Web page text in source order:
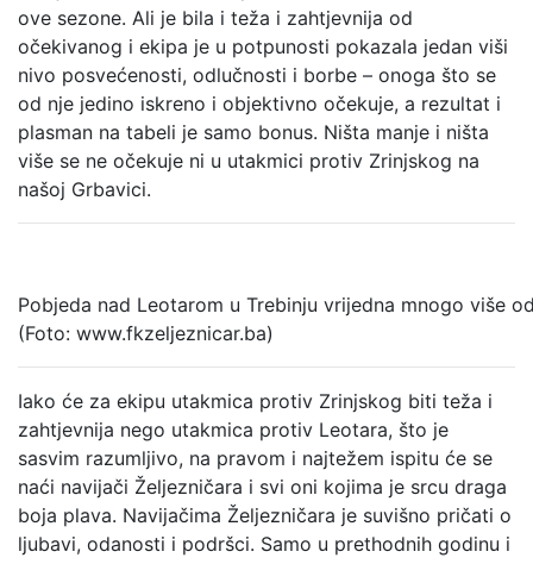
ove sezone. Ali je bila i teža i zahtjevnija od
očekivanog i ekipa je u potpunosti pokazala jedan viši
nivo posvećenosti, odlučnosti i borbe – onoga što se
od nje jedino iskreno i objektivno očekuje, a rezultat i
plasman na tabeli je samo bonus. Ništa manje i ništa
više se ne očekuje ni u utakmici protiv Zrinjskog na
našoj Grbavici.
Pobjeda nad Leotarom u Trebinju vrijedna mnogo više
(Foto: www.fkzeljeznicar.ba)
Iako će za ekipu utakmica protiv Zrinjskog biti teža i
zahtjevnija nego utakmica protiv Leotara, što je
sasvim razumljivo, na pravom i najtežem ispitu će se
naći navijači Željezničara i svi oni kojima je srcu draga
boja plava. Navijačima Željezničara je suvišno pričati o
ljubavi, odanosti i podršci. Samo u prethodnih godinu i